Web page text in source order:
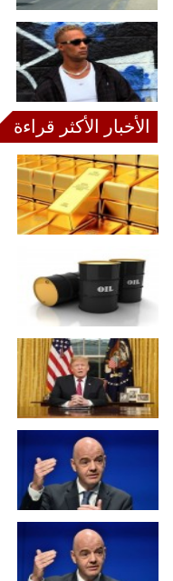
الأخبار الأكثر قراءة